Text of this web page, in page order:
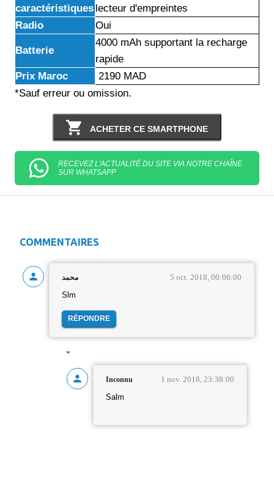
caractéristiques lecteur d'empreintes
Radio
Oui
Batterie
4000 mAh supportant la recharge
rapide
Prix Maroc
2190 MAD
*Sauf erreur ou omission.
ACHETER CE SMARTPHONE
RECEVEZ L'ACTUALITÉ DU SITE VIA NOTRE CHAÎNE
SUR WHATSAPP
COMMENTAIRES
محمد 5 oct. 2018, 00:06:00
Slm
RÉPONDRE
Inconnu 1 nov. 2018, 23:38:00
Salm